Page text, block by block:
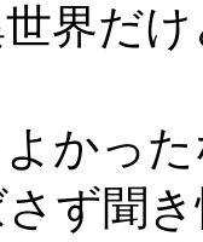
界だけ
かっ
ず聞